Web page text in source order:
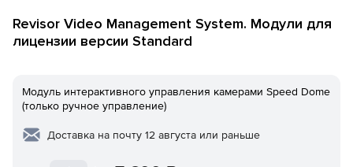
Revisor Video Management System. Модули для
лицензии версии Standard
Модуль интерактивного управления камерами Speed Dome
(только ручное управление)
Доставка на почту 12 августа или раньше